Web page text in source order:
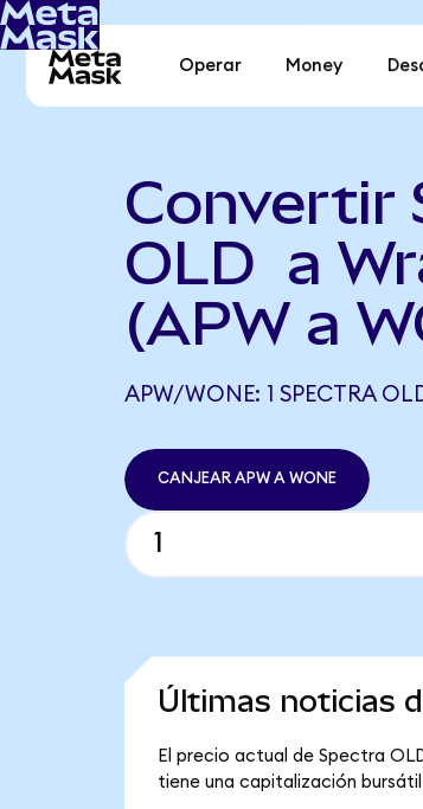
Operar Money
Convertir
OLD a
(APW a
APW/WONE: 1 SPECTRA
CANJEAR APW A WONE
Últimas noticias
El precio actual de Spectra
tiene una capitalización